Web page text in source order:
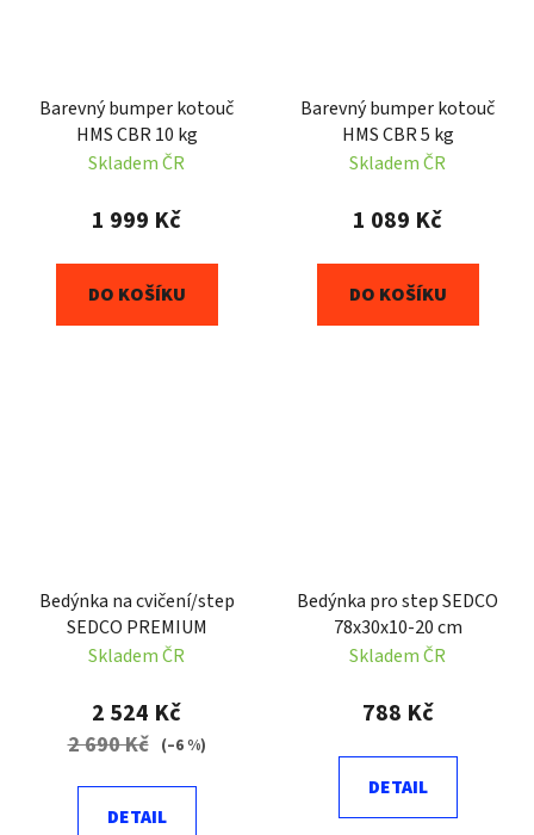
Barevný bumper kotouč
HMS CBR 10 kg
Skladem ČR
1 999 Kč
DO KOŠÍKU
Barevný bumper kotouč
HMS CBR 5 kg
Skladem ČR
1 089 Kč
DO KOŠÍKU
Bedýnka na cvičení/step
SEDCO PREMIUM
Skladem ČR
2 524 Kč
2 690 Kč (–6 %)
DETAIL
Bedýnka pro step SEDCO
78x30x10-20 cm
Skladem ČR
788 Kč
DETAIL